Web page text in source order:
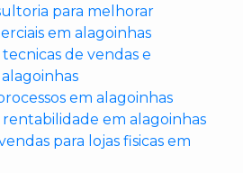
para melhorar
em alagoinhas
de vendas e
em alagoinhas
em alagoinhas
para lojas fisicas em